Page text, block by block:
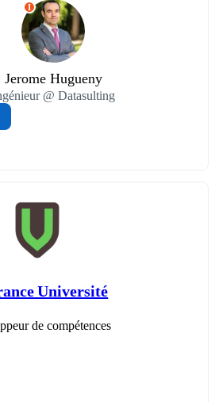
I
Jerome Hugueny
@ Datasulting
Université
de compétences